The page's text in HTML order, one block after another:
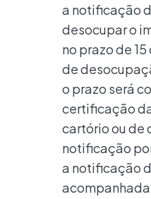
a notificação
desocupar o
no prazo de
de
o prazo será
certificação
cartório ou de
notificação
a notificação